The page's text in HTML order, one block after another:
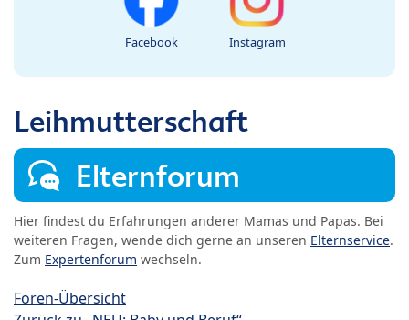
Facebook Instagram
Leihmutterschaft
Elternforum
Hier findest du Erfahrungen anderer Mamas und Papas. Bei
weiteren Fragen, wende dich gerne an unseren Elternservice.
Zum Expertenforum wechseln.
Foren-Übersicht